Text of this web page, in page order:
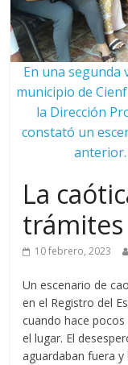
En una segunda
municipio de
la Dirección
constató un
anterior.
La
trámites
10 febrero, 2023
Un escenario de
en el Registro del
cuando hace
el lugar. El
aguardaban fuera